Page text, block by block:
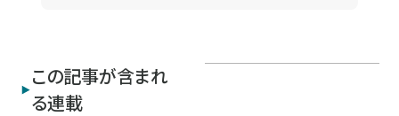
この記事が含まれ
る連載